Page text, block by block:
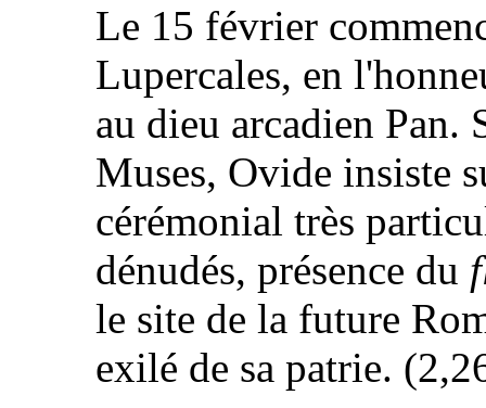
Le 15 février
Lupercales, en
au dieu arcadien Pan.
Muses, Ovide insiste
cérémonial très
dénudés, présence du
le site de la future
exilé de sa patrie.